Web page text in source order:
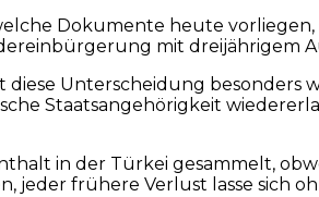
Dokumente heute
mit dreijährigem
diese Unterscheidung
Staatsangehörigkeit
in der Türkei gesammelt,
jeder frühere Verlust lasse sich